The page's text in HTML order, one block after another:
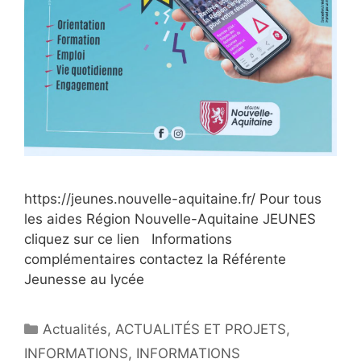
https://jeunes.nouvelle-aquitaine.fr/ Pour tous
les aides Région Nouvelle-Aquitaine JEUNES
cliquez sur ce lien Informations
complémentaires contactez la Référente
Jeunesse au lycée
Actualités,ACTUALITÉS ET PROJETS,
INFORMATIONS, INFORMATIONS